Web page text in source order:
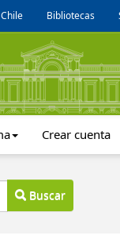
Bibliotecas
Crear cuenta
Buscar